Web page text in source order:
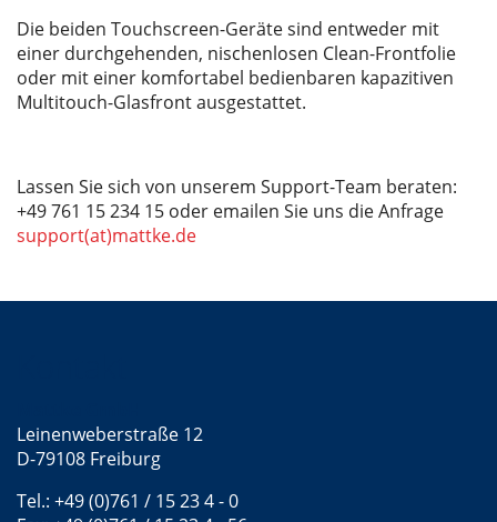
Die beiden Touchscreen-Geräte sind entweder mit
einer durchgehenden, nischenlosen Clean-Frontfolie
oder mit einer komfortabel bedienbaren kapazitiven
Multitouch-Glasfront ausgestattet.
Lassen Sie sich von unserem Support-Team beraten:
+49 761 15 234 15 oder emailen Sie uns die Anfrage
support(at)mattke.de
Leinenweberstraße 12
D-79108 Freiburg
Tel.: +49 (0)761 / 15 23 4 - 0